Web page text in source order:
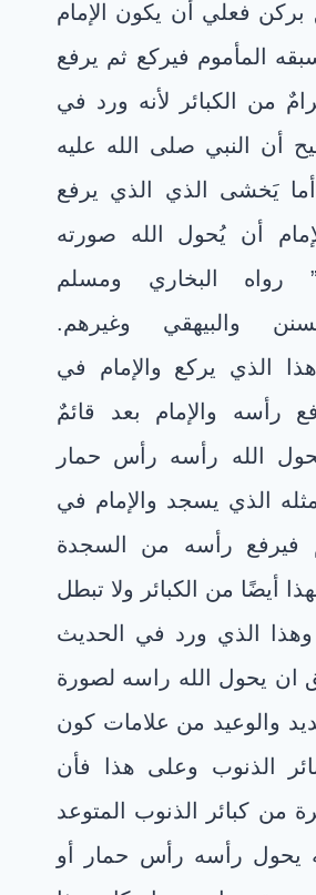
فعلي أن يكون الإمام
المأموم فيركع ثم يرفع
من الكبائر لأنه ورد في
أن النبي صلى الله عليه
يَخشى الذي الذي يرفع
أن يُحول الله صورته
رواه البخاري ومسلم
والبيهقي وغيرهم.
الذي يركع والإمام في
رأسه والإمام بعد قائمٌ
الله رأسه رأس حمار
الذي يسجد والإمام في
فيرفع رأسه من السجدة
أيضًا من الكبائر ولا تبطل
وهذا الذي ورد في الحديث
ان يحول الله راسه لصورة
والوعيد من علامات كون
الذنوب وعلى هذا فأن
من كبائر الذنوب المتوعد
يحول رأسه رأس حمار أو